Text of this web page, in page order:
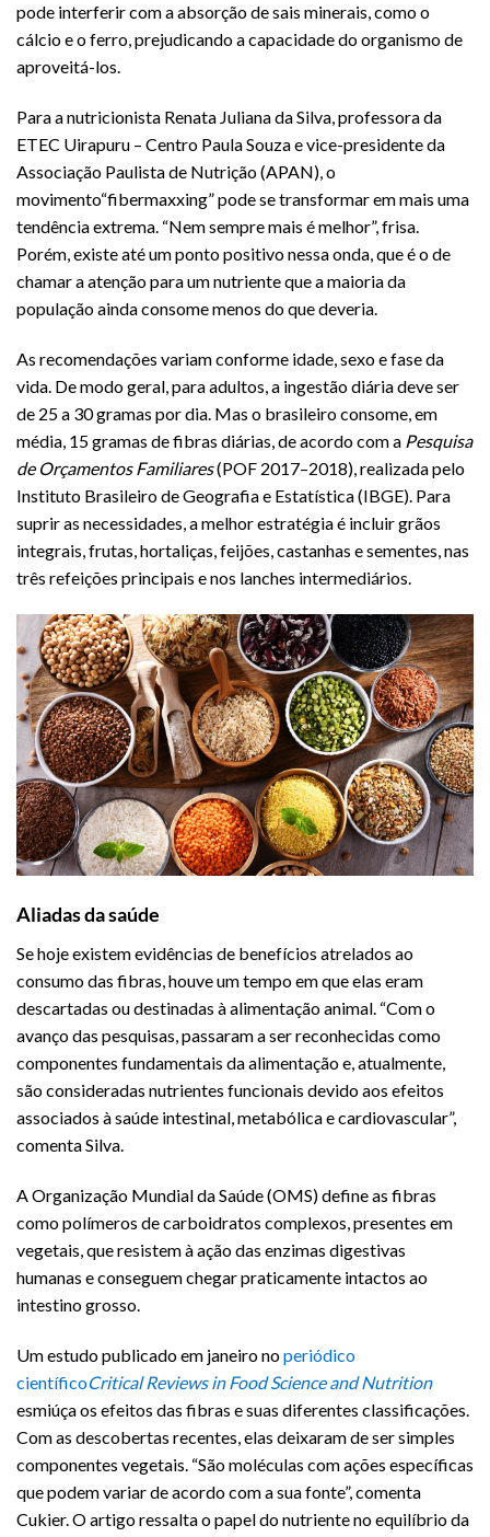
pode interferir com a absorção de sais minerais, como o
cálcio e o ferro, prejudicando a capacidade do organismo de
aproveitá-los.
Para a nutricionista Renata Juliana da Silva, professora da
ETEC Uirapuru – Centro Paula Souza e vice-presidente da
Associação Paulista de Nutrição (APAN), o
movimento“fibermaxxing” pode se transformar em mais uma
tendência extrema. “Nem sempre mais é melhor”, frisa.
Porém, existe até um ponto positivo nessa onda, que é o de
chamar a atenção para um nutriente que a maioria da
população ainda consome menos do que deveria.
As recomendações variam conforme idade, sexo e fase da
vida. De modo geral, para adultos, a ingestão diária deve ser
de 25 a 30 gramas por dia. Mas o brasileiro consome, em
média, 15 gramas de fibras diárias, de acordo com a Pesquisa
de Orçamentos Familiares(POF 2017–2018), realizada pelo
Instituto Brasileiro de Geografia e Estatística (IBGE). Para
suprir as necessidades, a melhor estratégia é incluir grãos
integrais, frutas, hortaliças, feijões, castanhas e sementes, nas
três refeições principais e nos lanches intermediários.
Aliadas da saúde
Se hoje existem evidências de benefícios atrelados ao
consumo das fibras, houve um tempo em que elas eram
descartadas ou destinadas à alimentação animal. “Com o
avanço das pesquisas, passaram a ser reconhecidas como
componentes fundamentais da alimentação e, atualmente,
são consideradas nutrientes funcionais devido aos efeitos
associados à saúde intestinal, metabólica e cardiovascular”,
comenta Silva.
A Organização Mundial da Saúde (OMS) define as fibras
como polímeros de carboidratos complexos, presentes em
vegetais, que resistem à ação das enzimas digestivas
humanas e conseguem chegar praticamente intactos ao
intestino grosso.
Um estudo publicado em janeiro noperiódico
científicoCritical Reviews in Food Science and Nutrition
esmiúça os efeitos das fibras e suas diferentes classificações.
Com as descobertas recentes, elas deixaram de ser simples
componentes vegetais. “São moléculas com ações específicas
que podem variar de acordo com a sua fonte”, comenta
Cukier. O artigo ressalta o papel do nutriente no equilíbrio da